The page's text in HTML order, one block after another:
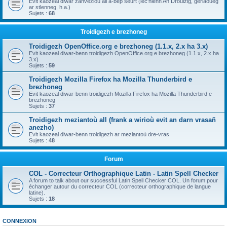
ar stlenneg, h.a.)
Sujets : 68
Troidigezh e brezhoneg
Troidigezh OpenOffice.org e brezhoneg (1.1.x, 2.x ha 3.x)
Evit kaozeal diwar-benn troidigezh OpenOffice.org e brezhoneg (1.1.x, 2.x ha
3.x)
Sujets : 59
Troidigezh Mozilla Firefox ha Mozilla Thunderbird e
brezhoneg
Evit kaozeal diwar-benn troidigezh Mozilla Firefox ha Mozilla Thunderbird e
brezhoneg
Sujets : 37
Troidigezh meziantoù all (frank a wirioù evit an darn vrasañ
anezho)
Evit kaozeal diwar-benn troidigezh ar meziantoù dre-vras
Sujets : 48
Forum
COL - Correcteur Orthographique Latin - Latin Spell Checker
A forum to talk about our successful Latin Spell Checker COL. Un forum pour
échanger autour du correcteur COL (correcteur orthographique de langue
latine).
Sujets : 18
CONNEXION